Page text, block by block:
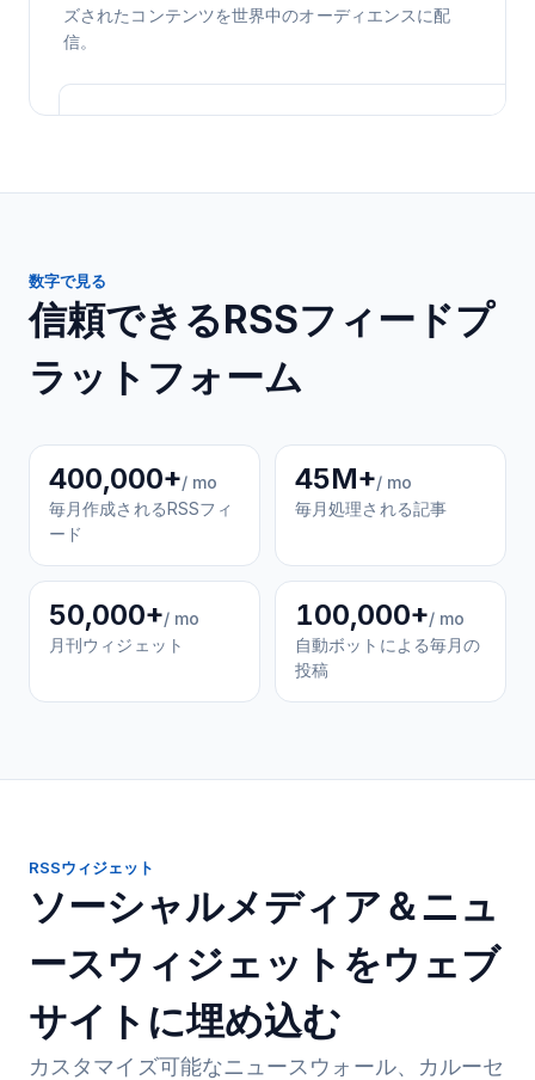
ズされたコンテンツを世界中のオーディエンスに配
信。
数字で見る
信頼できるRSSフィードプ
ラットフォーム
400,000+/ mo
毎月作成されるRSSフィ
ード
45M+/ mo
毎月処理される記事
50,000+/ mo
月刊ウィジェット
100,000+/ mo
自動ボットによる毎月の
投稿
RSSウィジェット
ソーシャルメディア＆ニュ
ースウィジェットをウェブ
サイトに埋め込む
カスタマイズ可能なニュースウォール、カルーセ